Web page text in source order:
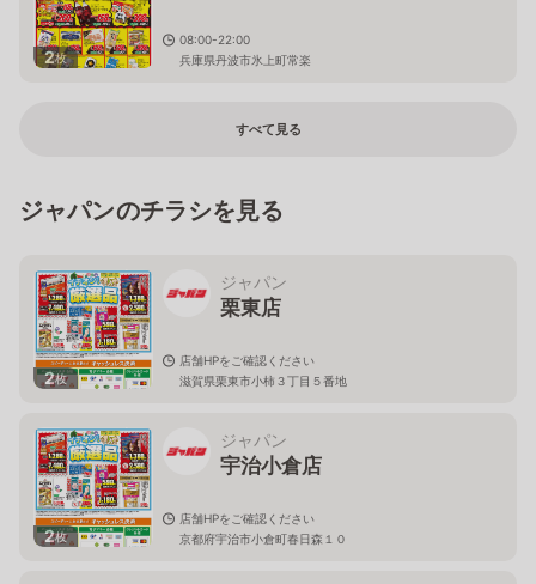
2枚
08:00-22:00
兵庫県丹波市氷上町常楽
すべて見る
ジャパンのチラシを見る
2枚
ジャパン
栗東店
店舗HPをご確認ください
滋賀県栗東市小柿３丁目５番地
2枚
ジャパン
宇治小倉店
店舗HPをご確認ください
京都府宇治市小倉町春日森１０